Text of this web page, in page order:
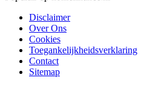
Disclaimer
Over Ons
Cookies
Toegankelijkheidsverklaring
Contact
Sitemap